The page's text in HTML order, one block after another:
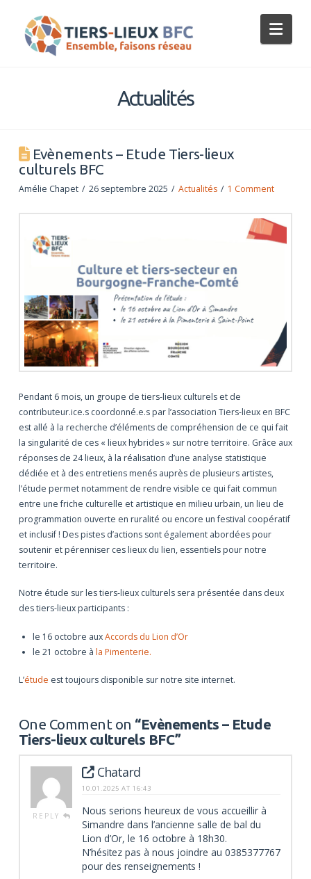
Tiers-
Lieux
Actualités
Evènements – Etude Tiers-lieux
culturels BFC
Amélie Chapet 26 septembre 2025 Actualités 1 Comment
Pendant 6 mois, un groupe de tiers-lieux culturels et de
contributeur.ice.s coordonné.e.s par l’association Tiers-lieux en BFC
est allé à la recherche d’éléments de compréhension de ce qui fait
la singularité de ces « lieux hybrides » sur notre territoire. Grâce aux
réponses de 24 lieux, à la réalisation d’une analyse statistique
dédiée et à des entretiens menés auprès de plusieurs artistes,
l’étude permet notamment de rendre visible ce qui fait commun
entre une friche culturelle et artistique en milieu urbain, un lieu de
programmation ouverte en ruralité ou encore un festival coopératif
et inclusif ! Des pistes d’actions sont également abordées pour
soutenir et pérenniser ces lieux du lien, essentiels pour notre
territoire.
Notre étude sur les tiers-lieux culturels sera présentée dans deux
des tiers-lieux participants :
le 16 octobre auxAccords du Lion d’Or
le 21 octobre àla Pimenterie.
L’étude est toujours disponible sur notre site internet.
One Comment on “Evènements – Etude
Tiers-lieux culturels BFC”
REPLY
Chatard
10.01.2025 AT 16:43
Nous serions heureux de vous accueillir à
Simandre dans l’ancienne salle de bal du
Lion d’Or, le 16 octobre à 18h30.
N’hésitez pas à nous joindre au 0385377767
pour des renseignements !